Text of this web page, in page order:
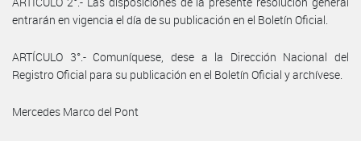
entrarán en vigencia el día de su publicación en el Boletín Oficial.
ARTÍCULO 3°.- Comuníquese, dese a la Dirección Nacional del
Registro Oficial para su publicación en el Boletín Oficial y archívese.
Mercedes Marco del Pont